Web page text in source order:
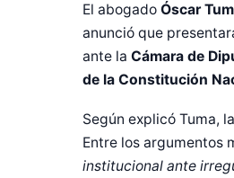
El abogado Óscar
anunció que
ante la Cámara de
de la Constitución
Según explicó Tuma,
Entre los argumentos
institucional ante